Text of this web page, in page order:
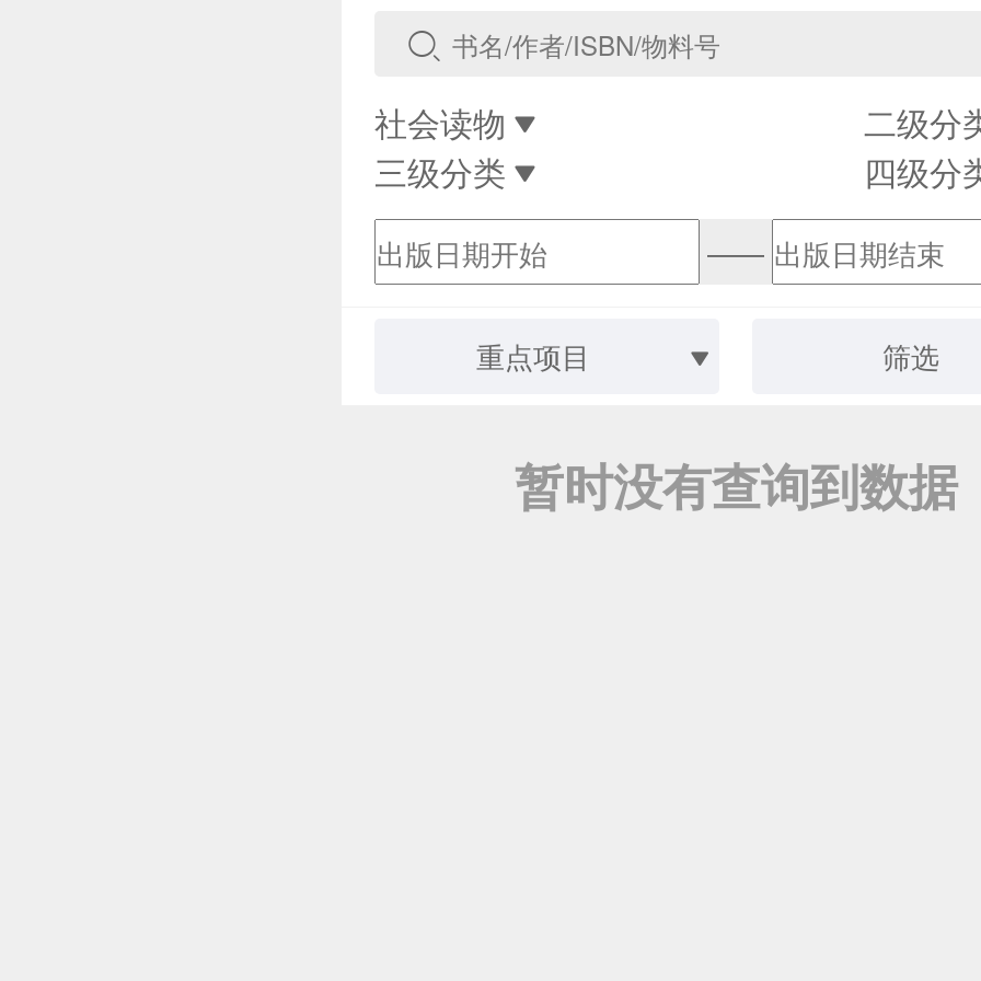
社会读物
二级分
三级分类
四级分
——
重点项目 筛选
暂时没有查询到数据